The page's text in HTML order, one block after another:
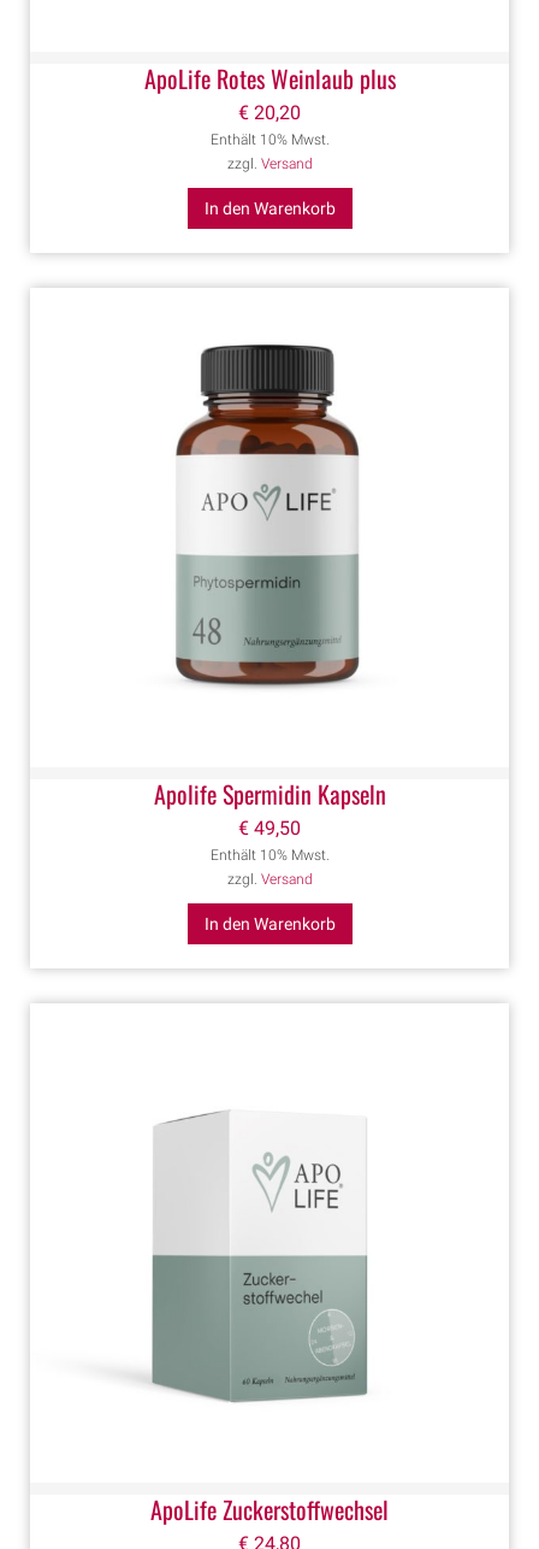
ApoLife Rotes Weinlaub plus
€ 20,20
Enthält 10% Mwst.
zzgl. Versand
In den Warenkorb
Apolife Spermidin Kapseln
€ 49,50
Enthält 10% Mwst.
zzgl. Versand
In den Warenkorb
ApoLife Zuckerstoffwechsel
€ 24,80